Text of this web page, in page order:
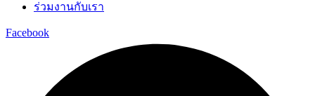
ร่วมงานกับเรา
Facebook